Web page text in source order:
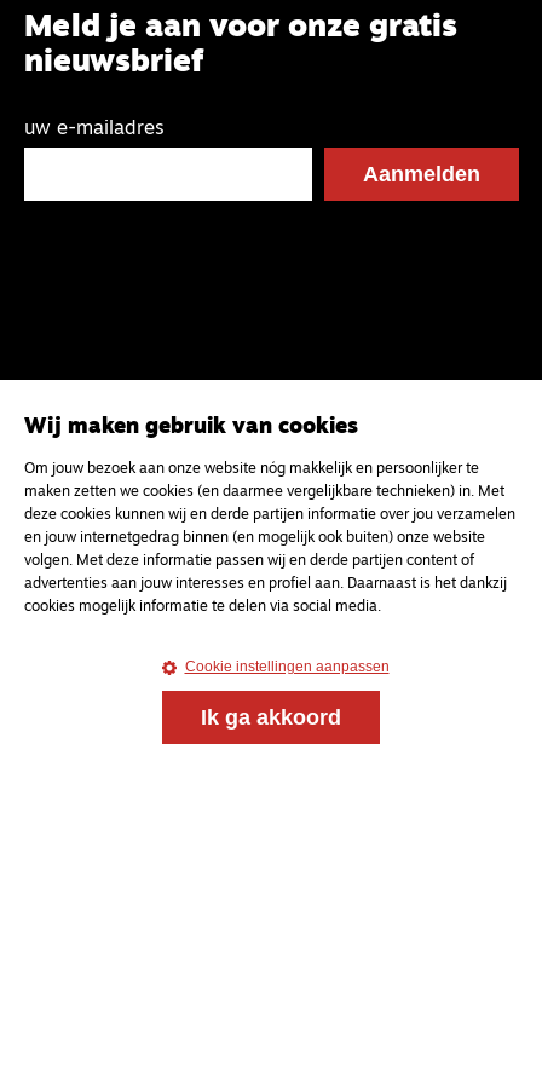
Meld je aan voor onze gratis
nieuwsbrief
uw e-mailadres
en gesprek voor christenen onderweg, in het bijzonder
voor de Nederlandse Gereformeerde Kerken.
Wij maken gebruik van cookies
Om jouw bezoek aan onze website nóg makkelijk en persoonlijker te
maken zetten we cookies (en daarmee vergelijkbare technieken) in. Met
deze cookies kunnen wij en derde partijen informatie over jou verzamelen
en jouw internetgedrag binnen (en mogelijk ook buiten) onze website
volgen. Met deze informatie passen wij en derde partijen content of
advertenties aan jouw interesses en profiel aan. Daarnaast is het dankzij
cookies mogelijk informatie te delen via social media.
Cookie instellingen aanpassen
Ik ga akkoord